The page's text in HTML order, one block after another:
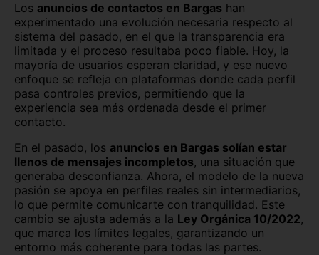
Los anuncios de contactos en Bargas han
experimentado una evolución necesaria respecto al
sistema del pasado, en el que la transparencia era
limitada y el proceso resultaba poco fiable. Hoy, la
mayoría de usuarios esperan claridad, y ese nuevo
enfoque se refleja en plataformas donde cada perfil
pasa controles previos, permitiendo que la
experiencia sea más ordenada desde el primer
contacto.
En el pasado, los anuncios en Bargas solían estar
llenos de mensajes incompletos, una situación que
generaba desconfianza. Ahora, el modelo de la nueva
pasión se apoya en perfiles reales sin intermediarios,
lo que permite comunicarte con tranquilidad. Este
cambio se ajusta además a la Ley Orgánica 10/2022,
que marca los límites legales, garantizando un
entorno más coherente para todas las partes.